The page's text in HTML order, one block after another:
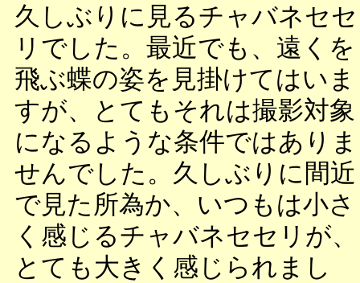
久しぶりに見るチャバネセセ
リでした。最近でも、遠くを
飛ぶ蝶の姿を見掛けてはいま
すが、とてもそれは撮影対象
になるような条件ではありま
せんでした。久しぶりに間近
で見た所為か、いつもは小さ
く感じるチャバネセセリが、
とても大きく感じられまし